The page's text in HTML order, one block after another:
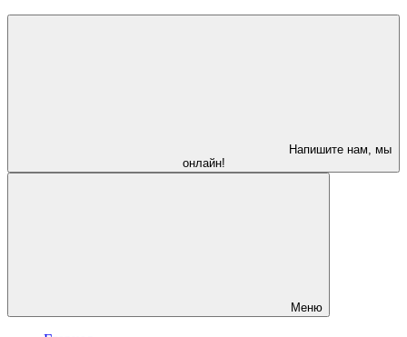
Напишите нам, мы
онлайн!
Меню